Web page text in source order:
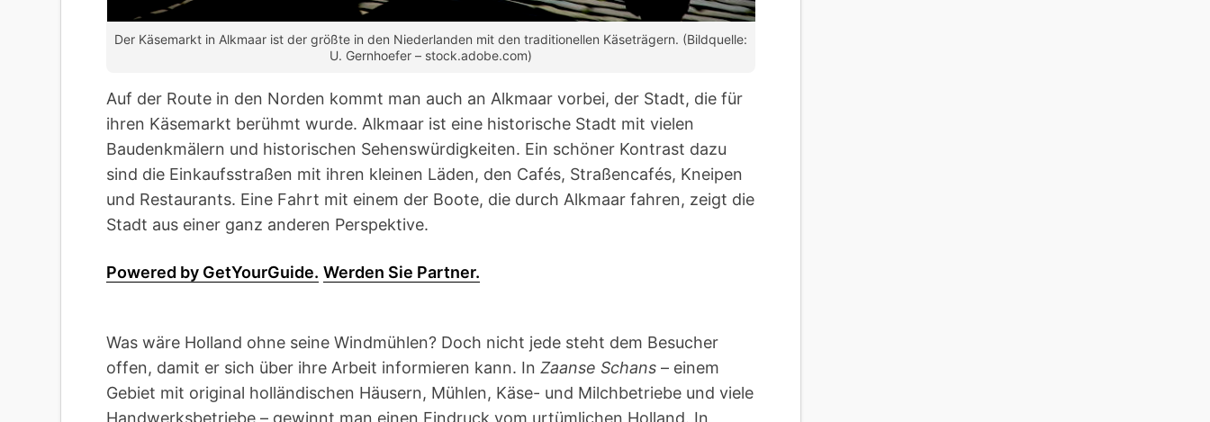
Der Käsemarkt in Alkmaar ist der größte in den Niederlanden mit den traditionellen Käseträgern. (Bildquelle:
U. Gernhoefer – stock.adobe.com)
Auf der Route in den Norden kommt man auch an Alkmaar vorbei, der Stadt, die für
ihren Käsemarkt berühmt wurde. Alkmaar ist eine historische Stadt mit vielen
Baudenkmälern und historischen Sehenswürdigkeiten. Ein schöner Kontrast dazu
sind die Einkaufsstraßen mit ihren kleinen Läden, den Cafés, Straßencafés, Kneipen
und Restaurants. Eine Fahrt mit einem der Boote, die durch Alkmaar fahren, zeigt die
Stadt aus einer ganz anderen Perspektive.
Powered by GetYourGuide. Werden Sie Partner.
Was wäre Holland ohne seine Windmühlen? Doch nicht jede steht dem Besucher
offen, damit er sich über ihre Arbeit informieren kann. In Zaanse Schans – einem
Gebiet mit original holländischen Häusern, Mühlen, Käse- und Milchbetriebe und viele
Handwerksbetriebe – gewinnt man einen Eindruck vom urtümlichen Holland. In